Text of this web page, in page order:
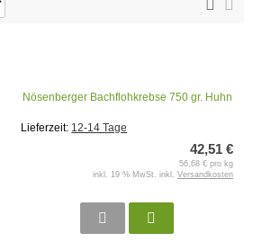
Nösenberger Bachflohkrebse 750 gr. Huhn
Lieferzeit: 12-14 Tage
42,51 €
56,68 € pro kg
inkl. 19 % MwSt. inkl. Versandkosten